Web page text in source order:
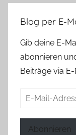
Blog per E-
Gib deine E-
abonnieren
Beiträge via
E-
Abonnieren